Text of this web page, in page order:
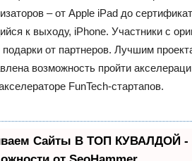
– от Apple iPad до
к выходу, iPhone. Участники с
подарки от партнеров. Лучшим
возможность пройти
FunTech-стартапов.
Сайты В ТОП КУВАЛДОЙ -